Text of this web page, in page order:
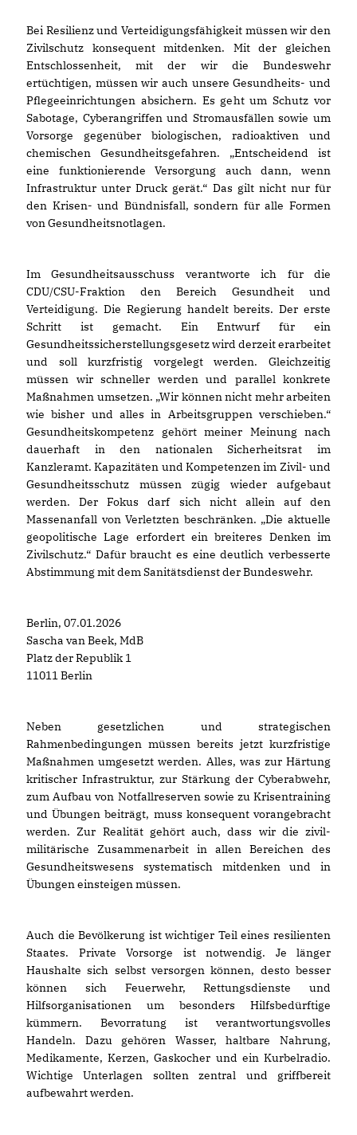
Bei Resilienz und Verteidigungsfähigkeit müssen wir den
Zivilschutz konsequent mitdenken. Mit der gleichen
Entschlossenheit, mit der wir die Bundeswehr
ertüchtigen, müssen wir auch unsere Gesundheits- und
Pflegeeinrichtungen absichern. Es geht um Schutz vor
Sabotage, Cyberangriffen und Stromausfällen sowie um
Vorsorge gegenüber biologischen, radioaktiven und
chemischen Gesundheitsgefahren. „Entscheidend ist
eine funktionierende Versorgung auch dann, wenn
Infrastruktur unter Druck gerät.“ Das gilt nicht nur für
den Krisen- und Bündnisfall, sondern für alle Formen
von Gesundheitsnotlagen.
Im Gesundheitsausschuss verantworte ich für die
CDU/CSU-Fraktion den Bereich Gesundheit und
Verteidigung. Die Regierung handelt bereits. Der erste
Schritt ist gemacht. Ein Entwurf für ein
Gesundheitssicherstellungsgesetz wird derzeit erarbeitet
und soll kurzfristig vorgelegt werden. Gleichzeitig
müssen wir schneller werden und parallel konkrete
Maßnahmen umsetzen. „Wir können nicht mehr arbeiten
wie bisher und alles in Arbeitsgruppen verschieben.“
Gesundheitskompetenz gehört meiner Meinung nach
dauerhaft in den nationalen Sicherheitsrat im
Kanzleramt. Kapazitäten und Kompetenzen im Zivil- und
Gesundheitsschutz müssen zügig wieder aufgebaut
werden. Der Fokus darf sich nicht allein auf den
Massenanfall von Verletzten beschränken. „Die aktuelle
geopolitische Lage erfordert ein breiteres Denken im
Zivilschutz.“ Dafür braucht es eine deutlich verbesserte
Abstimmung mit dem Sanitätsdienst der Bundeswehr.
Berlin, 07.01.2026
Sascha van Beek, MdB
Platz der Republik 1
11011 Berlin
Neben gesetzlichen und strategischen
Rahmenbedingungen müssen bereits jetzt kurzfristige
Maßnahmen umgesetzt werden. Alles, was zur Härtung
kritischer Infrastruktur, zur Stärkung der Cyberabwehr,
zum Aufbau von Notfallreserven sowie zu Krisentraining
und Übungen beiträgt, muss konsequent vorangebracht
werden. Zur Realität gehört auch, dass wir die zivil-
militärische Zusammenarbeit in allen Bereichen des
Gesundheitswesens systematisch mitdenken und in
Übungen einsteigen müssen.
Auch die Bevölkerung ist wichtiger Teil eines resilienten
Staates. Private Vorsorge ist notwendig. Je länger
Haushalte sich selbst versorgen können, desto besser
können sich Feuerwehr, Rettungsdienste und
Hilfsorganisationen um besonders Hilfsbedürftige
kümmern. Bevorratung ist verantwortungsvolles
Handeln. Dazu gehören Wasser, haltbare Nahrung,
Medikamente, Kerzen, Gaskocher und ein Kurbelradio.
Wichtige Unterlagen sollten zentral und griffbereit
aufbewahrt werden.